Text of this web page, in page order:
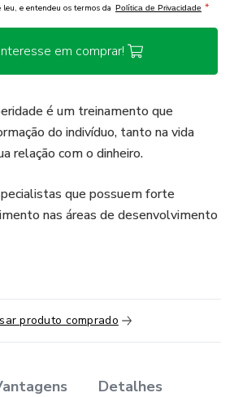
e entendeu os termos da Política de Privacidade *
em comprar!
é um treinamento que
do indivíduo, tanto na vida
relação com o dinheiro.
que possuem forte
nas áreas de desenvolvimento
produto comprado
Detalhes